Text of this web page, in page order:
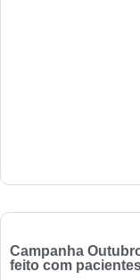
Campanha
feito com